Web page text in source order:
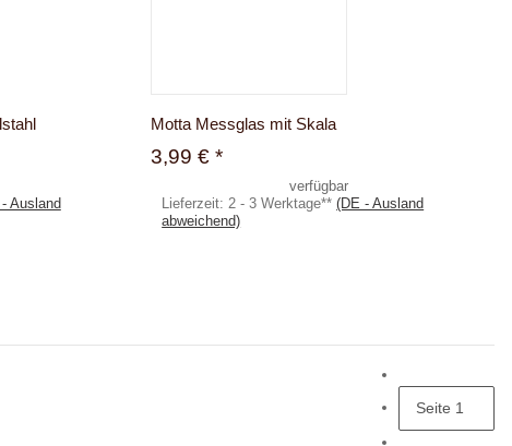
Ausland
Motta Messglas mit Skala
3,99 €*
verfügbar
Lieferzeit: 2 - 3 Werktage**(DE - Ausland
abweichend)
Seite 1